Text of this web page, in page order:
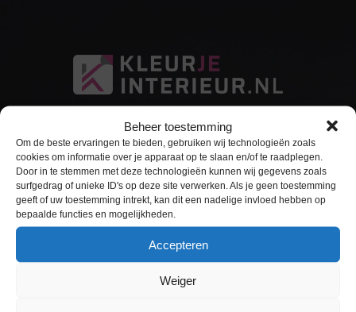
Beheer toestemming
Om de beste ervaringen te bieden, gebruiken wij technologieën zoals
cookies om informatie over je apparaat op te slaan en/of te raadplegen.
Door in te stemmen met deze technologieën kunnen wij gegevens zoals
surfgedrag of unieke ID's op deze site verwerken. Als je geen toestemming
geeft of uw toestemming intrekt, kan dit een nadelige invloed hebben op
bepaalde functies en mogelijkheden.
Accepteren
Weiger
Sitemap
Home
Interieurfolie